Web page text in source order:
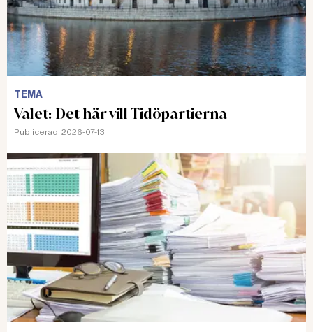
TEMA
Valet: Det här vill Tidöpartierna
Publicerad: 2026-07-13